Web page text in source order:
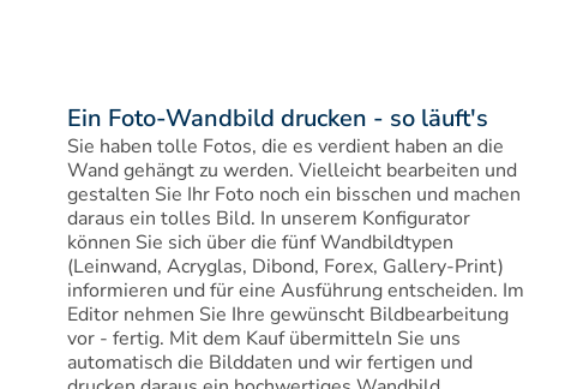
Ein Foto-Wandbild drucken - so läuft's
Sie haben tolle Fotos, die es verdient haben an die
Wand gehängt zu werden. Vielleicht bearbeiten und
gestalten Sie Ihr Foto noch ein bisschen und machen
daraus ein tolles Bild. In unserem Konfigurator
können Sie sich über die fünf Wandbildtypen
(Leinwand, Acryglas, Dibond, Forex, Gallery-Print)
informieren und für eine Ausführung entscheiden. Im
Editor nehmen Sie Ihre gewünscht Bildbearbeitung
vor - fertig. Mit dem Kauf übermitteln Sie uns
automatisch die Bilddaten und wir fertigen und